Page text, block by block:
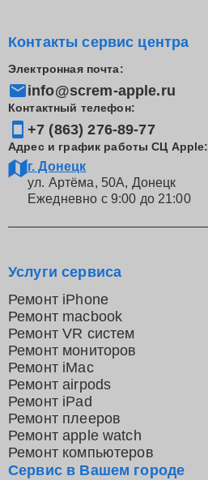
Контакты сервис центра
Электронная почта:
info@screm-apple.ru
Контактный телефон:
+7 (863) 276-89-77
Адрес и график работы СЦ Apple:
г. Донецк
ул. Артёма, 50А, Донецк
Ежедневно с 9:00 до 21:00
Сервис в Вашем городе
Услуги сервиса
Ремонт iPhone
Ремонт macbook
Ремонт VR систем
Ремонт мониторов
Ремонт iMac
Ремонт airpods
Ремонт iPad
Ремонт плееров
Ремонт apple watch
Ремонт компьютеров